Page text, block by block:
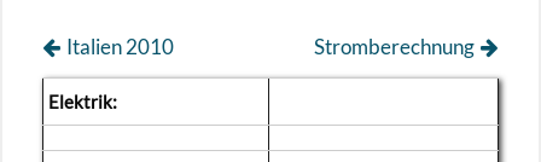
Strom­be­rech­nung
Ita­li­en 2010
Elek­trik: